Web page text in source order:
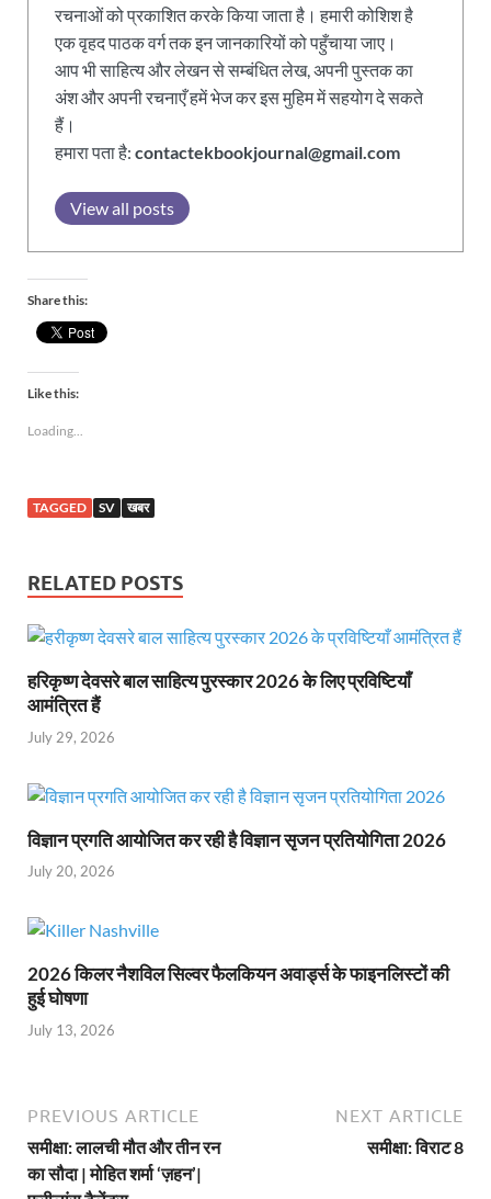
रचनाओं को प्रकाशित करके किया जाता है। हमारी कोशिश है
एक वृहद पाठक वर्ग तक इन जानकारियों को पहुँचाया जाए।
आप भी साहित्य और लेखन से सम्बंधित लेख, अपनी पुस्तक का
अंश और अपनी रचनाएँ हमें भेज कर इस मुहिम में सहयोग दे सकते
हैं।
हमारा पता है: contactekbookjournal@gmail.com
View all posts
Share this:
Like this:
Loading...
TAGGED SV खबर
RELATED POSTS
हरिकृष्ण देवसरे बाल साहित्य पुरस्कार 2026 के लिए प्रविष्टियाँ
आमंत्रित हैं
July 29, 2026
विज्ञान प्रगति आयोजित कर रही है विज्ञान सृजन प्रतियोगिता 2026
July 20, 2026
2026 किलर नैशविल सिल्वर फैलकियन अवार्ड्स के फाइनलिस्टों की
हुई घोषणा
July 13, 2026
PREVIOUS ARTICLE
समीक्षा: लालची मौत और तीन रन
का सौदा | मोहित शर्मा ‘ज़हन’|
NEXT ARTICLE
समीक्षा: विराट 8